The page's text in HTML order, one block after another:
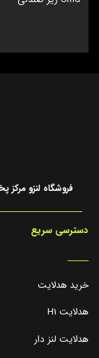
فروشگاه لنزو
دسترسی سریع
_____
خرید هدلایت
هدلایت H1
هدلایت لنز دار